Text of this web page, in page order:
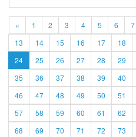
« 1 2 3 4 5 6 7
13
14 15 16 17 18
24
25 26 27 28 29
35
36 37 38 39 40
46
47 48 49 50 51
57
58 59 60 61 62
68
69 70 71 72 73